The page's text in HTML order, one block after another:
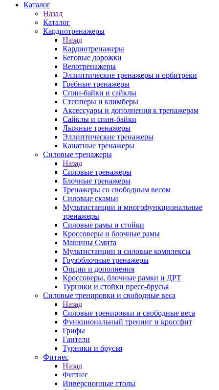
Каталог
Назад
Каталог
Кардиотренажеры
Назад
Кардиотренажеры
Беговые дорожки
Велотренажеры
Эллиптические тренажеры и орбитреки
Гребные тренажеры
Спин-байки и сайклы
Степперы и климберы
Аксессуары и дополнения к тренажерам
Сайклы и спин-байки
Лыжные тренажеры
Эллиптические тренажеры
Канатные тренажеры
Силовые тренажеры
Назад
Силовые тренажеры
Блочные тренажеры
Тренажеры со свободным весом
Силовые скамьи
Мультистанции и многофункциональные
тренажеры
Силовые рамы и стойки
Кроссоверы и блочные рамы
Машины Смита
Мультистанции и силовые комплексы
Грузоблочные тренажеры
Опции и дополнения
Кроссоверы, блочные рамки и ДРТ
Турники и стойки пресс-брусья
Силовые тренировки и свободные веса
Назад
Силовые тренировки и свободные веса
Функциональный тренинг и кроссфит
Грифы
Гантели
Турники и брусья
Фитнес
Назад
Фитнес
Инверсионные столы